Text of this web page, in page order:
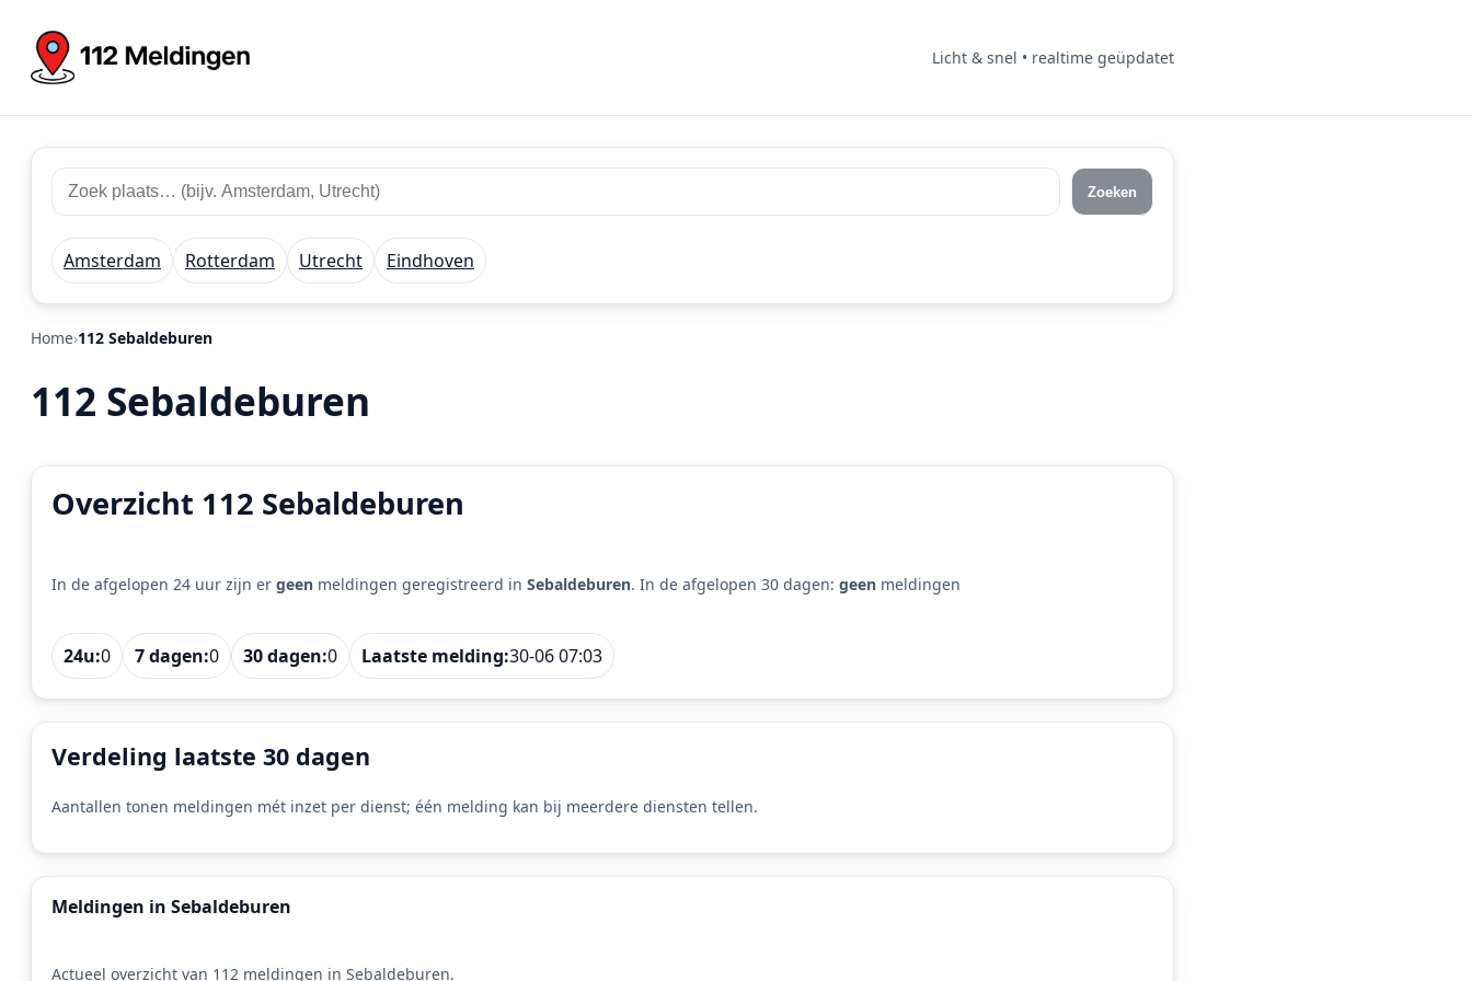
Licht & snel • realtime geüpdatet
Zoek
112
meldingen
Zoek
plaats
regio
Zoeken
Amsterdam Rotterdam Utrecht Eindhoven
Home 112 Sebaldeburen
112 Sebaldeburen
Overzicht 112 Sebaldeburen
In de afgelopen 24 uur zijn er geen meldingen geregistreerd in Sebaldeburen. In de afgelopen 30 dagen: geen meldingen
24u:0 7 dagen:0 30 dagen:0 Laatste melding:30-06 07:03
Verdeling laatste 30 dagen
Aantallen tonen meldingen mét inzet per dienst; één melding kan bij meerdere diensten tellen.
Meldingen in Sebaldeburen
Actueel overzicht van 112 meldingen in Sebaldeburen.